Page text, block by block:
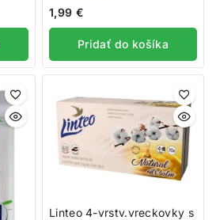
0
5
1,99 €
Pridať do košíka
Linteo 4-vrstv.vreckovky s